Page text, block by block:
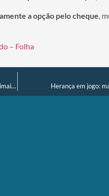
a opção pelo cheque ,
– Folha
Projeto de reforma do Código Civil propõe mudanças em herança, direito digital, dos animais e responsabilização de danos morais
Herança em jogo: